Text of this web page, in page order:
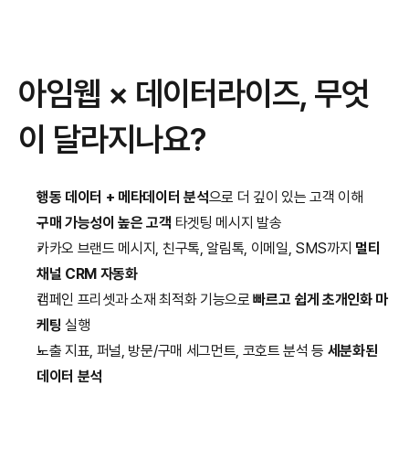
아임웹 × 데이터라이즈, 무엇
이 달라지나요?
행동 데이터 + 메타데이터 분석으로 더 깊이 있는 고객 이해
구매 가능성이 높은 고객 타겟팅 메시지 발송
카카오 브랜드 메시지, 친구톡, 알림톡, 이메일, SMS까지 멀티
채널 CRM 자동화
캠페인 프리셋과 소재 최적화 기능으로 빠르고 쉽게 초개인화 마
케팅 실행
노출 지표, 퍼널, 방문/구매 세그먼트, 코호트 분석 등 세분화된
데이터 분석